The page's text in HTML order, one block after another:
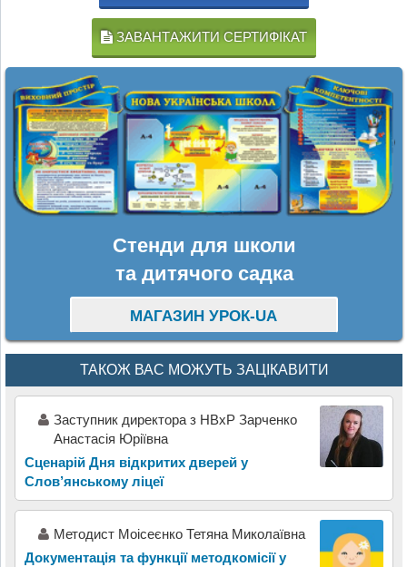
ЗАВАНТАЖИТИ СЕРТИФІКАТ
Стенди для школи
та дитячого садка
МАГАЗИН УРОК-UA
ТАКОЖ ВАС МОЖУТЬ ЗАЦІКАВИТИ
Заступник директора з НВхР Зарченко
Анастасія Юріївна
Сценарій Дня відкритих дверей у
Слов’янському ліцеї
Методист Моісеєнко Тетяна Миколаївна
Документація та функції методкомісії у